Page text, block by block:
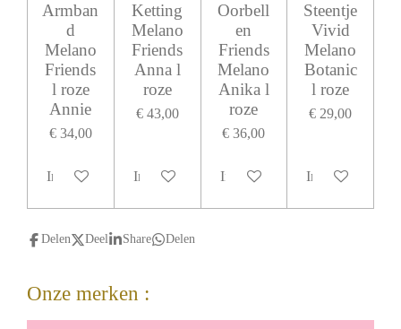
Armban
d
Melano
Friends
l roze
Annie
€ 34,00
In winkelwagen
Ketting
Melano
Friends
Anna l
roze
€ 43,00
In winkelwagen
Oorbell
en
Friends
Melano
Anika l
roze
€ 36,00
In winkelwagen
Steentje
Vivid
Melano
Botanic
l roze
€ 29,00
In winkelwagen
Delen Deel Share Delen
Onze merken :